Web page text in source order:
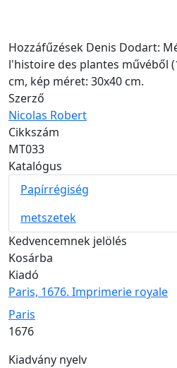
Hozzáfűzések
Hozzáfűzések Denis Dodart:
l'histoire des plantes művéből
cm, kép méret: 30x40 cm.
Szerző
Nicolas Robert
Cikkszám
MT033
Katalógus
Papírrégiség
metszetek
Kedvencemnek jelölés
Kosárba
Kiadó
Paris, 1676. Imprimerie royale
Kiadás helye
Paris
Kiadás éve
1676
Kiadvány nyelv